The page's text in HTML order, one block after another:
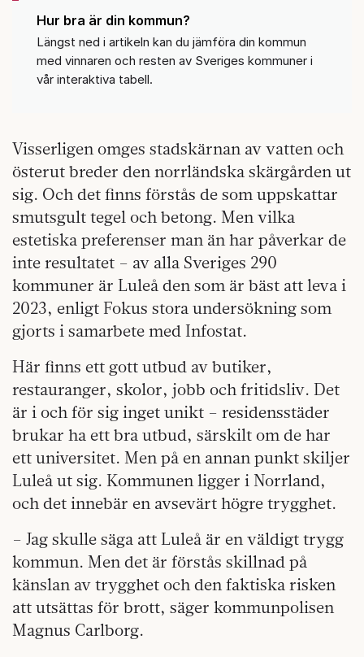
Hur bra är din kommun?
Längst ned i artikeln kan du jämföra din kommun
med vinnaren och resten av Sveriges kommuner i
vår interaktiva tabell.
Visserligen omges stadskärnan av vatten och
österut breder den norrländska skärgården ut
sig. Och det finns förstås de som uppskattar
smutsgult tegel och betong. Men vilka
estetiska preferenser man än har påverkar de
inte resultatet – av alla Sveriges 290
kommuner är Luleå den som är bäst att leva i
2023, enligt Fokus stora undersökning som
gjorts i samarbete med Infostat.
Här finns ett gott utbud av butiker,
restauranger, skolor, jobb och fritidsliv. Det
är i och för sig inget unikt – residensstäder
brukar ha ett bra utbud, särskilt om de har
ett universitet. Men på en annan punkt skiljer
Luleå ut sig. Kommunen ligger i Norrland,
och det innebär en avsevärt högre trygghet.
– Jag skulle säga att Luleå är en väldigt trygg
kommun. Men det är förstås skillnad på
känslan av trygghet och den faktiska risken
att utsättas för brott, säger kommunpolisen
Magnus Carlborg.